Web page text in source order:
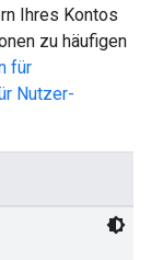
Ihres Kontos
zu häufigen
für
Nutzer-